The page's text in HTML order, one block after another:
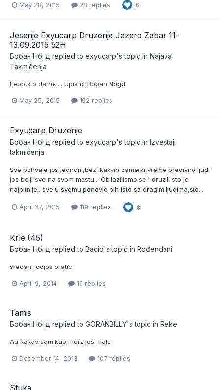
May 28, 2015 28 replies 6
Jesenje Exyucarp Druzenje Jezero Zabar 11-
13.09.2015 52H
Бобан Нбгд replied to exyucarp's topic in Najava
Takmičenja
Lepo,sto da ne ... Upis ct Boban Nbgd
May 25, 2015 192 replies
Exyucarp Druzenje
Бобан Нбгд replied to exyucarp's topic in Izveštaji
takmičenja
Sve pohvale jos jednom,bez ikakvih zamerki,vreme predivno,ljudi
jos bolji sve na svom mestu... Obilazilismo se i druzili sto je
najbitnije.. sve u svemu ponovio bih isto sa dragim ljudima,sto...
April 27, 2015 119 replies 8
Krle (45)
Бобан Нбгд replied to Bacid's topic in Rođendani
srecan rodjos bratic
April 9, 2014 16 replies
Tamis
Бобан Нбгд replied to GORANBILLY's topic in Reke
Au kakav sam kao morz jos malo
December 14, 2013 107 replies
Stuka